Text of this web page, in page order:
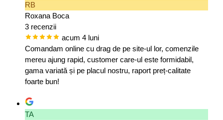
RB
Roxana Boca
3 recenzii
acum 4 luni
Comandam online cu drag de pe site-ul lor, comenzile
mereu ajung rapid, customer care-ul este formidabil,
gama variată și pe placul nostru, raport preț-calitate
foarte bun!
TA